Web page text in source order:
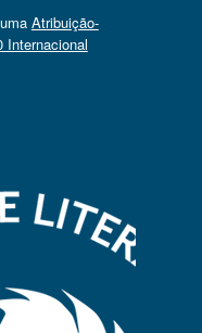
Atribuição-
Internacional